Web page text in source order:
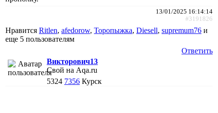
13/01/2025 16:14:14
#3191826
Нравится Ritlen, afedorow, Торопыжка, Diesell, supremum76 и
еще 5 пользователям
Ответить
Викторович13
Свой на Aqa.ru
5324 7356 Курск